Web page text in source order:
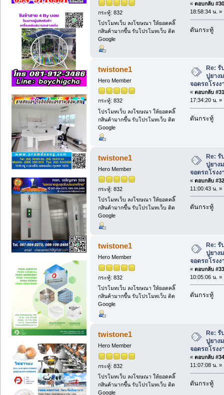
กระทู้: 832
โปรโมทเว็บ ลงโฆษณา ให้ยอดคลิ๊
กสินค้ามากขึ้น รับโปรโมทเว็บ ติด
Google
« ตอบกลับ
18:58:34 น. »
ดันกระทู้
twistone1
Hero Member
กระทู้: 832
โปรโมทเว็บ ลงโฆษณา ให้ยอดคลิ๊
กสินค้ามากขึ้น รับโปรโมทเว็บ ติด
Google
Re: รั
ปูยาง
จอดรถโรง
« ตอบกลับ
17:34:20 น. »
ดันกระทู้
twistone1
Hero Member
กระทู้: 832
โปรโมทเว็บ ลงโฆษณา ให้ยอดคลิ๊
กสินค้ามากขึ้น รับโปรโมทเว็บ ติด
Google
Re: รั
ปูยาง
จอดรถโรง
« ตอบกลับ
11:00:43 น. »
ดันกระทู้
twistone1
Hero Member
กระทู้: 832
โปรโมทเว็บ ลงโฆษณา ให้ยอดคลิ๊
กสินค้ามากขึ้น รับโปรโมทเว็บ ติด
Google
Re: รั
ปูยาง
จอดรถโรง
« ตอบกลับ
10:05:06 น. »
ดันกระทู้
twistone1
Hero Member
กระทู้: 832
โปรโมทเว็บ ลงโฆษณา ให้ยอดคลิ๊
กสินค้ามากขึ้น รับโปรโมทเว็บ ติด
Google
Re: รั
ปูยาง
จอดรถโรง
« ตอบกลับ
11:07:08 น. »
ดันกระทู้